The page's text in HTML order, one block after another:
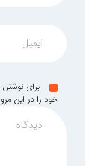
برای
خود را در این